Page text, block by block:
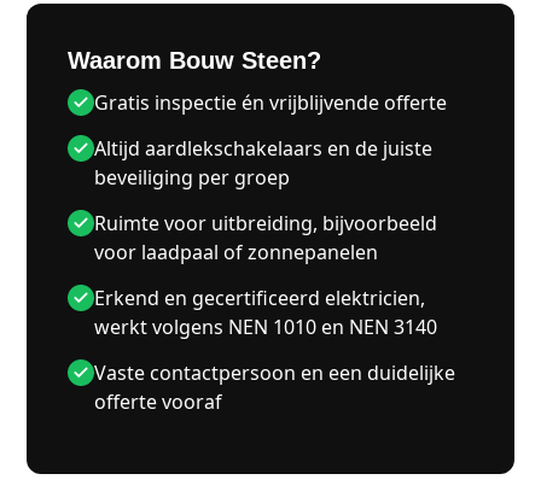
Waarom Bouw Steen?
Gratis inspectie én vrijblijvende offerte
Altijd aardlekschakelaars en de juiste
beveiliging per groep
Ruimte voor uitbreiding, bijvoorbeeld
voor laadpaal of zonnepanelen
Erkend en gecertificeerd elektricien,
werkt volgens NEN 1010 en NEN 3140
Vaste contactpersoon en een duidelijke
offerte vooraf